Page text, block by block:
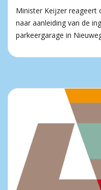
Minister Keijzer reageert
naar aanleiding van de
parkeergarage in